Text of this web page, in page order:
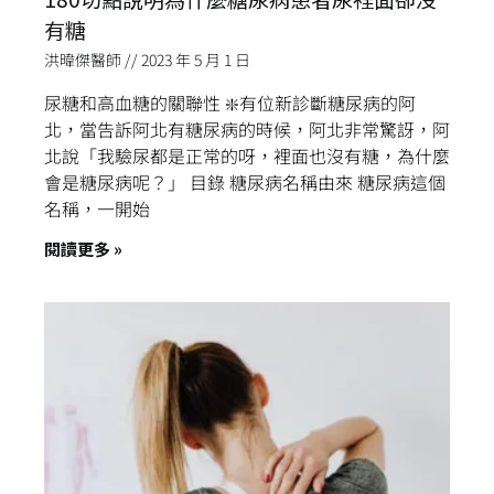
有糖
洪暐傑醫師 2023 年 5 月 1 日
尿糖和高血糖的關聯性 ❇️有位新診斷糖尿病的阿
北，當告訴阿北有糖尿病的時候，阿北非常驚訝，阿
北說「我驗尿都是正常的呀，裡面也沒有糖，為什麼
會是糖尿病呢？」 目錄 糖尿病名稱由來 糖尿病這個
名稱，一開始
閱讀更多 »